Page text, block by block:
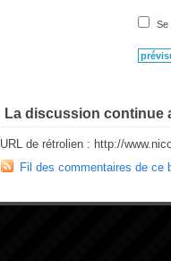
Se
La discussion continue
URL de rétrolien : http://
Fil des commentaires de ce